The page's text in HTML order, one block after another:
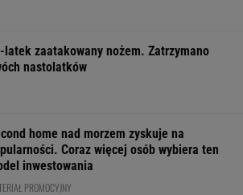
latek zaatakowany nożem. Zatrzymano
nastolatków
home nad morzem zyskuje na
Coraz więcej osób wybiera ten
inwestowania
PROMOCYJNY